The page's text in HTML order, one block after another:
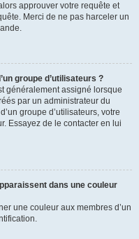
approuver votre requête et
Merci de ne pas harceler un
groupe d’utilisateurs ?
généralement assigné lorsque
par un administrateur du
groupe d’utilisateurs, votre
Essayez de le contacter en lui
dans une couleur
une couleur aux membres d’un